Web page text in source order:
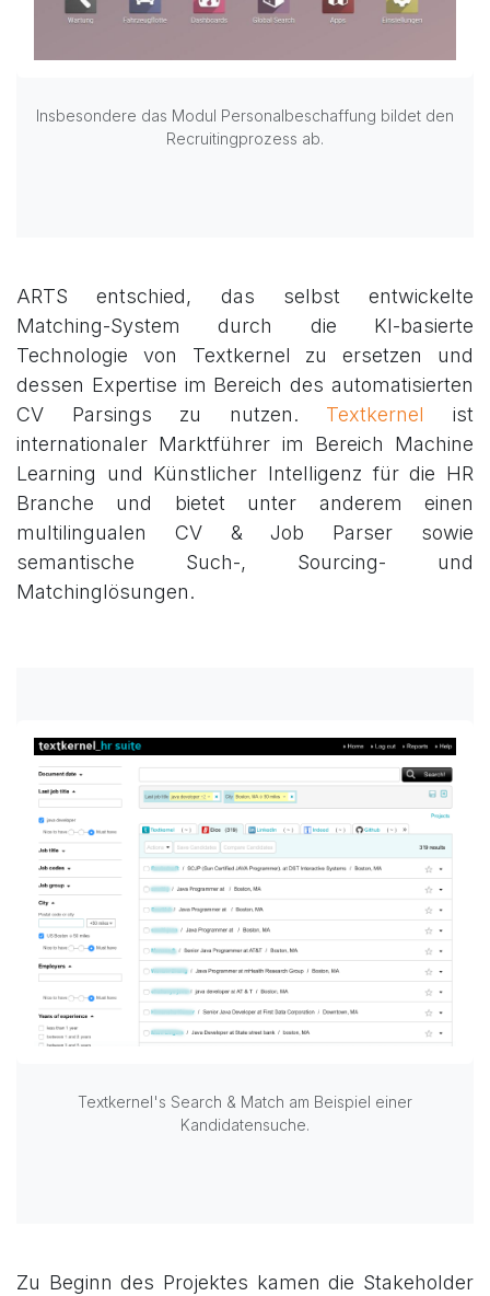
Insbesondere das Modul Personalbeschaffung bildet den
Recruitingprozess ab.
ARTS entschied, das selbst entwickelte
Matching-System durch die KI-basierte
Technologie von Textkernel zu ersetzen und
dessen Expertise im Bereich des automatisierten
CV Parsings zu nutzen. Textkernel
ist
internationaler Marktführer im Bereich Machine
Learning und Künstlicher Intelligenz für die HR
Branche und bietet unter anderem einen
multilingualen CV & Job Parser sowie
semantische Such-, Sourcing- und
Matchinglösungen.
Textkernel's Search & Match am Beispiel einer
Kandidatensuche.
Zu Beginn des Projektes kamen die Stakeholder